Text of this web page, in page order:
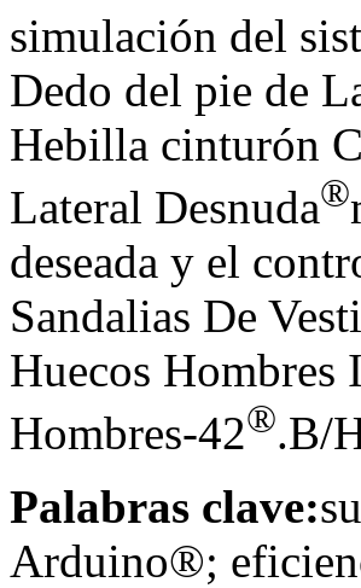
simulación del
Dedo del pie de
Hebilla cinturón
Lateral Desnuda®
deseada y el
Sandalias De
Huecos Hombres
Hombres-42®.B/
Palabras clave:
Arduino®;